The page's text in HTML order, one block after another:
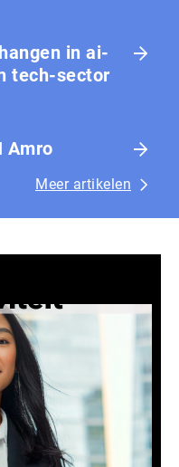
in ai-
tech-sector
Amro
Meer artikelen